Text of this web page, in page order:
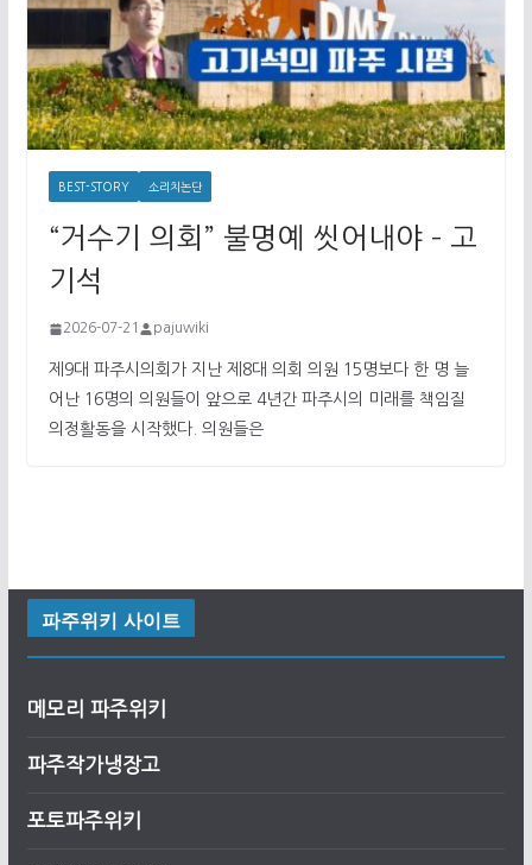
BEST-STORY 소리치논단
“거수기 의회” 불명예 씻어내야 – 고
기석
2026-07-21 pajuwiki
제9대 파주시의회가 지난 제8대 의회 의원 15명보다 한 명 늘
어난 16명의 의원들이 앞으로 4년간 파주시의 미래를 책임질
의정활동을 시작했다. 의원들은
파주위키 사이트
메모리 파주위키
파주작가냉장고
포토파주위키